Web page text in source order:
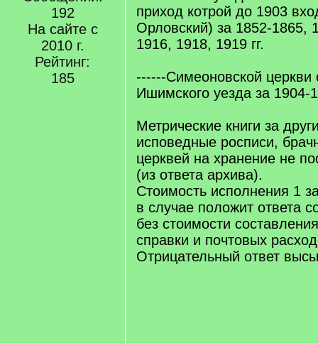
192
На сайте с
2010 г.
Рейтинг:
185
приход котрой до 1903
Орловский) за 1852-1865,
1916, 1918, 1919 гг.
------Симеоновской церкви
Ишимского уезда за 1904-
Метрические книги за
исповедные росписи,
церквей на хранение не
(из ответа архива).
Стоимость исполнения 1
в случае положит ответа
без стоимости
справки и почтовых
Отрицательный ответ